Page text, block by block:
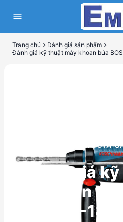
Trang chủ
Đánh giá sản phẩm
ĐÁNH GIÁ
Đánh giá
khoan
GBH2-